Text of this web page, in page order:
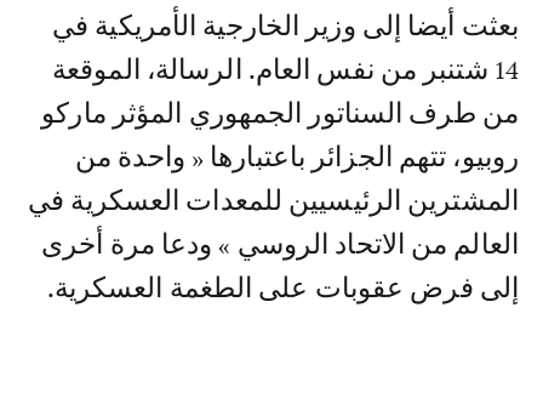
بعثت أيضا إلى وزير الخارجية الأمريكية في
14 شتنبر من نفس العام. الرسالة، الموقعة
من طرف السناتور الجمهوري المؤثر ماركو
روبيو، تتهم الجزائر باعتبارها « واحدة من
المشترين الرئيسيين للمعدات العسكرية في
العالم من الاتحاد الروسي » ودعا مرة أخرى
إلى فرض عقوبات على الطغمة العسكرية.